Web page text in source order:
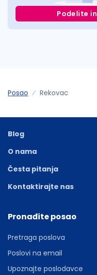
Podelite
Posao Rekovac
Blog
O nama
Česta pitanja
Kontaktirajte nas
Pronađite posao
Pretraga poslova
Poslovi na email
Upoznajte poslodavce